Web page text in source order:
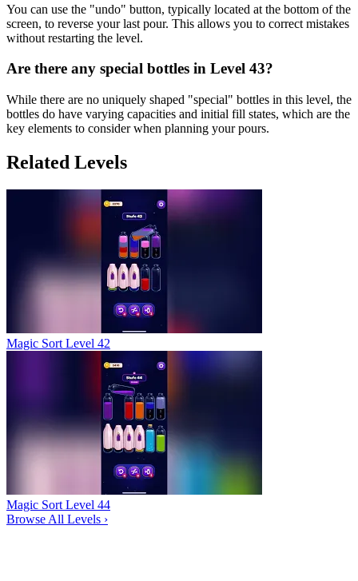
You can use the "undo" button, typically located at the bottom of the
screen, to reverse your last pour. This allows you to correct mistakes
without restarting the level.
Are there any special bottles in Level 43?
While there are no uniquely shaped "special" bottles in this level, the
bottles do have varying capacities and initial fill states, which are the
key elements to consider when planning your pours.
Related Levels
Magic Sort Level 42
Magic Sort Level 44
Browse All Levels ›